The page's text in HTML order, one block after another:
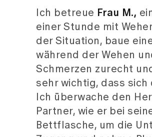
Ich betreue Frau M.,
einer Stunde mit
der Situation, baue
während der Wehen
Schmerzen zurecht
sehr wichtig, dass
Ich überwache den
Partner, wie er bei
Bettflasche, um die